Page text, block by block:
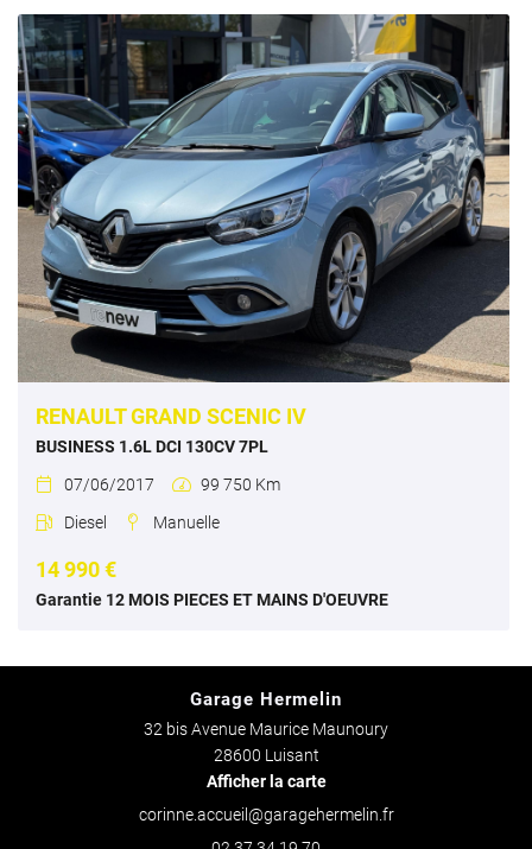
RENAULT GRAND SCENIC IV
BUSINESS 1.6L DCI 130CV 7PL
 07/06/2017  99 750 Km
 Diesel  Manuelle
14 990 €
Garantie 12 MOIS PIECES ET MAINS D'OEUVRE
Garage Hermelin
32 bis Avenue Maurice Maunoury
28600 Luisant
Afficher la carte